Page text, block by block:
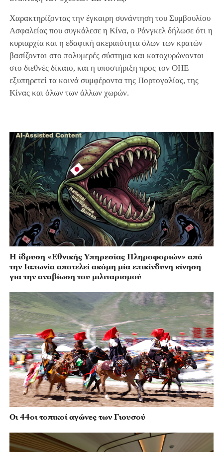
Χαρακτηρίζοντας την έγκαιρη συνάντηση του Συμβουλίου
Ασφαλείας που συγκάλεσε η Κίνα, ο Ράνγκελ δήλωσε ότι η
κυριαρχία και η εδαφική ακεραιότητα όλων των κρατών
βασίζονται στο πολυμερές σύστημα και κατοχυρώνονται
στο διεθνές δίκαιο, και η υποστήριξη προς τον ΟΗΕ
εξυπηρετεί τα κοινά συμφέροντα της Πορτογαλίας, της
Κίνας και όλων των άλλων χωρών.
Η ίδρυση «Εθνικής Υπηρεσίας Πληροφοριών» από
την Ιαπωνία αποτελεί ακόμη μία επικίνδυνη κίνηση
για την αναβίωση του μιλιταρισμού
Οι 44οι τοπικοί αγώνες των Γιουσού